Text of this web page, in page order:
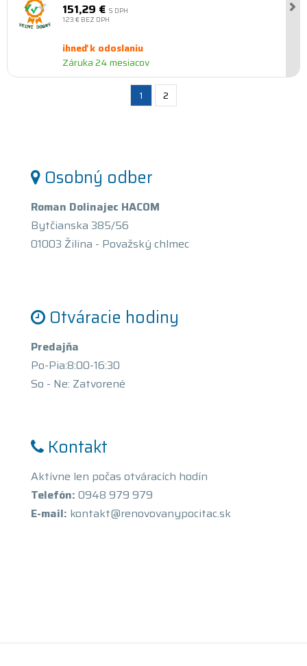
151,29 € S DPH
123 € BEZ DPH
ihneď k odoslaniu
Záruka 24 mesiacov
1 2
Osobný odber
Roman Dolinajec HACOM
Bytčianska 385/56
01003 Žilina - Považský chlmec
Otváracie hodiny
Predajňa
Po-Pia:8:00-16:30
So - Ne: Zatvorené
Kontakt
Aktívne len počas otváracích hodín
Telefón: 0948 979 979
E-mail: kontakt@renovovanypocitac.sk